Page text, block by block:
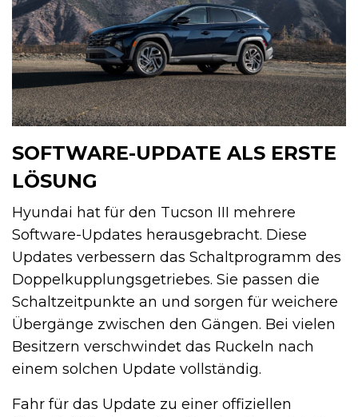
SOFTWARE-UPDATE ALS ERSTE
LÖSUNG
Hyundai hat für den Tucson III mehrere
Software-Updates herausgebracht. Diese
Updates verbessern das Schaltprogramm des
Doppelkupplungsgetriebes. Sie passen die
Schaltzeitpunkte an und sorgen für weichere
Übergänge zwischen den Gängen. Bei vielen
Besitzern verschwindet das Ruckeln nach
einem solchen Update vollständig.
Fahr für das Update zu einer offiziellen